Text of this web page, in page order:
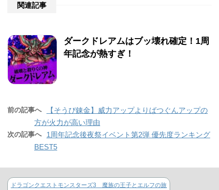
関連記事
ダークドレアムはブッ壊れ確定！1周
年記念が熱すぎ！
前の記事へ
【そうび錬金】威力アップよりばつぐんアップの
方が火力が高い理由
次の記事へ
1周年記念後夜祭イベント第2弾 優先度ランキング
BEST5
ドラゴンクエストモンスターズ3 魔族の王子とエルフの旅